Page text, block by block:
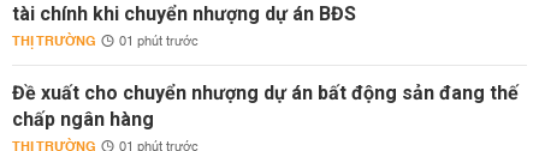
tài chính khi chuyển nhượng dự án BĐS
THỊ TRƯỜNG 01 phút trước
Đề xuất cho chuyển nhượng dự án bất động sản đang thế
chấp ngân hàng